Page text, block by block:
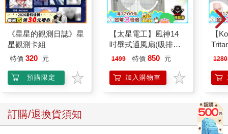
姚淇喚的是蔡欣頤的本名，而非那個充滿嘲笑意味的綽號。
不知為何，蔡欣頤居然跟姚淇她們突然親近起來。
感情好到令班上同學跌破眼鏡，先前姚淇對蔡欣頤的那場霸凌，
就像是從來沒發生過一樣。
我不明白這是怎麼回事。
我只明白了一件事：蔡欣頤最後願意再次接納的，並不是從頭到
尾竭力維護她的我，而是曾經狠狠傷害她的姚淇。
《星星的觀測日誌》星
星觀測卡組
特價 320 元
預購限定
【太星電工】風神14
吋壁式通風扇(吸排風
機)
1499 特價 850 元
加入購物車
【
1280
訂購/退換貨須知